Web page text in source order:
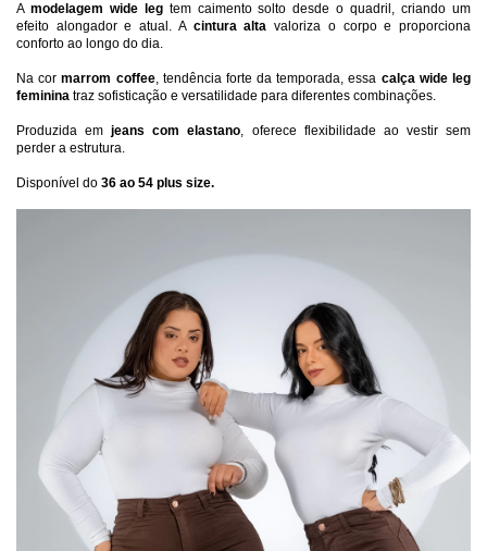
A modelagem wide leg tem caimento solto desde o quadril, criando um
efeito alongador e atual. A cintura alta valoriza o corpo e proporciona
conforto ao longo do dia.
Na cor marrom coffee, tendência forte da temporada, essa calça wide leg
feminina traz sofisticação e versatilidade para diferentes combinações.
Produzida em jeans com elastano , oferece flexibilidade ao vestir sem
perder a estrutura.
Disponível do 36 ao 54 plus size.